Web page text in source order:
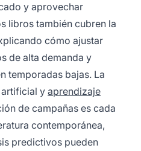
y aprovechar
libros también cubren la
cómo ajustar
de alta demanda y
temporadas bajas. La
y aprendizaje
de campañas es cada
contemporánea,
predictivos pueden